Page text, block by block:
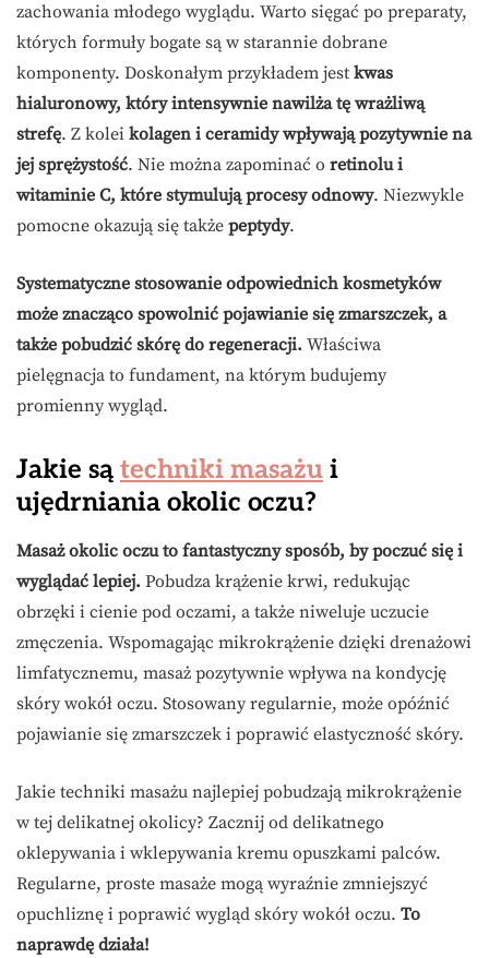
zachowania młodego wyglądu. Warto sięgać po preparaty,
których formuły bogate są w starannie dobrane
komponenty. Doskonałym przykładem jest kwas
hialuronowy, który intensywnie nawilża tę wrażliwą
strefę. Z kolei kolagen i ceramidy wpływają pozytywnie na
jej sprężystość. Nie można zapominać o retinolu i
witaminie C, które stymulują procesy odnowy. Niezwykle
pomocne okazują się także peptydy.
Systematyczne stosowanie odpowiednich kosmetyków
może znacząco spowolnić pojawianie się zmarszczek, a
także pobudzić skórę do regeneracji. Właściwa
pielęgnacja to fundament, na którym budujemy
promienny wygląd.
Jakie są techniki masażu i
ujędrniania okolic oczu?
Masaż okolic oczu to fantastyczny sposób, by poczuć się i
wyglądać lepiej. Pobudza krążenie krwi, redukując
obrzęki i cienie pod oczami, a także niweluje uczucie
zmęczenia. Wspomagając mikrokrążenie dzięki drenażowi
limfatycznemu, masaż pozytywnie wpływa na kondycję
skóry wokół oczu. Stosowany regularnie, może opóźnić
pojawianie się zmarszczek i poprawić elastyczność skóry.
Jakie techniki masażu najlepiej pobudzają mikrokrążenie
w tej delikatnej okolicy? Zacznij od delikatnego
oklepywania i wklepywania kremu opuszkami palców.
Regularne, proste masaże mogą wyraźnie zmniejszyć
opuchliznę i poprawić wygląd skóry wokół oczu. To
naprawdę działa!